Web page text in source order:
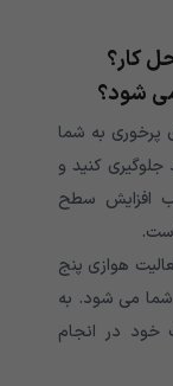
کار؟
شود؟
پرخوری به شما
کنید و
افزایش سطح
هوازی پنج
شما می شود. به
خود در انجام